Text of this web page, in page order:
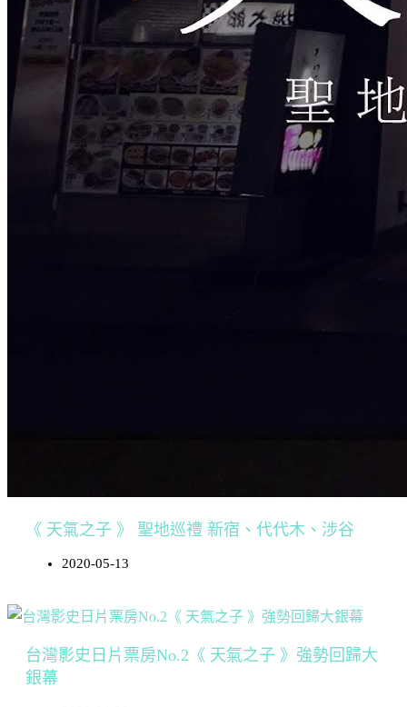
《 天氣之子 》 聖地巡禮 新宿、代代木、涉谷
2020-05-13
台灣影史日片票房No.2《 天氣之子 》強勢回歸大
銀幕